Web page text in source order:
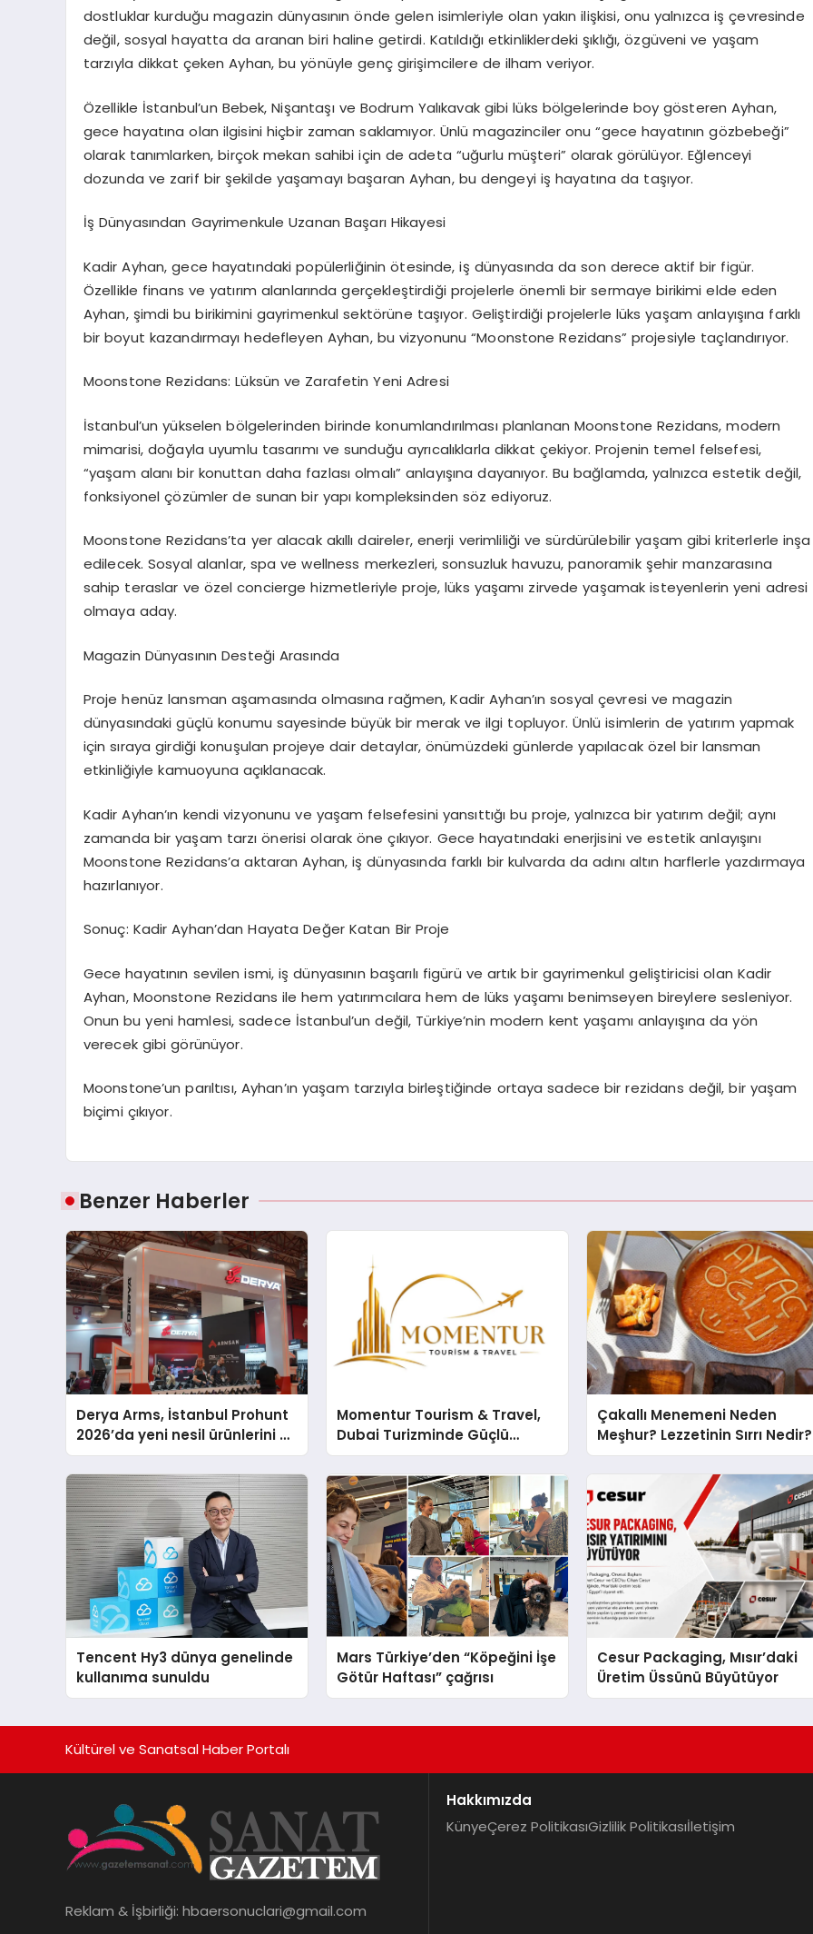
dostluklar kurduğu magazin dünyasının önde gelen isimleriyle olan yakın ilişkisi, onu yalnızca iş çevresinde
değil, sosyal hayatta da aranan biri haline getirdi. Katıldığı etkinliklerdeki şıklığı, özgüveni ve yaşam
tarzıyla dikkat çeken Ayhan, bu yönüyle genç girişimcilere de ilham veriyor.
Özellikle İstanbul’un Bebek, Nişantaşı ve Bodrum Yalıkavak gibi lüks bölgelerinde boy gösteren Ayhan,
gece hayatına olan ilgisini hiçbir zaman saklamıyor. Ünlü magazinciler onu “gece hayatının gözbebeği”
olarak tanımlarken, birçok mekan sahibi için de adeta “uğurlu müşteri” olarak görülüyor. Eğlenceyi
dozunda ve zarif bir şekilde yaşamayı başaran Ayhan, bu dengeyi iş hayatına da taşıyor.
İş Dünyasından Gayrimenkule Uzanan Başarı Hikayesi
Kadir Ayhan, gece hayatındaki popülerliğinin ötesinde, iş dünyasında da son derece aktif bir figür.
Özellikle finans ve yatırım alanlarında gerçekleştirdiği projelerle önemli bir sermaye birikimi elde eden
Ayhan, şimdi bu birikimini gayrimenkul sektörüne taşıyor. Geliştirdiği projelerle lüks yaşam anlayışına farklı
bir boyut kazandırmayı hedefleyen Ayhan, bu vizyonunu “Moonstone Rezidans” projesiyle taçlandırıyor.
Moonstone Rezidans: Lüksün ve Zarafetin Yeni Adresi
İstanbul’un yükselen bölgelerinden birinde konumlandırılması planlanan Moonstone Rezidans, modern
mimarisi, doğayla uyumlu tasarımı ve sunduğu ayrıcalıklarla dikkat çekiyor. Projenin temel felsefesi,
“yaşam alanı bir konuttan daha fazlası olmalı” anlayışına dayanıyor. Bu bağlamda, yalnızca estetik değil,
fonksiyonel çözümler de sunan bir yapı kompleksinden söz ediyoruz.
Moonstone Rezidans’ta yer alacak akıllı daireler, enerji verimliliği ve sürdürülebilir yaşam gibi kriterlerle inşa
edilecek. Sosyal alanlar, spa ve wellness merkezleri, sonsuzluk havuzu, panoramik şehir manzarasına
sahip teraslar ve özel concierge hizmetleriyle proje, lüks yaşamı zirvede yaşamak isteyenlerin yeni adresi
olmaya aday.
Magazin Dünyasının Desteği Arasında
Proje henüz lansman aşamasında olmasına rağmen, Kadir Ayhan’ın sosyal çevresi ve magazin
dünyasındaki güçlü konumu sayesinde büyük bir merak ve ilgi topluyor. Ünlü isimlerin de yatırım yapmak
için sıraya girdiği konuşulan projeye dair detaylar, önümüzdeki günlerde yapılacak özel bir lansman
etkinliğiyle kamuoyuna açıklanacak.
Kadir Ayhan’ın kendi vizyonunu ve yaşam felsefesini yansıttığı bu proje, yalnızca bir yatırım değil; aynı
zamanda bir yaşam tarzı önerisi olarak öne çıkıyor. Gece hayatındaki enerjisini ve estetik anlayışını
Moonstone Rezidans’a aktaran Ayhan, iş dünyasında farklı bir kulvarda da adını altın harflerle yazdırmaya
hazırlanıyor.
Sonuç: Kadir Ayhan’dan Hayata Değer Katan Bir Proje
Gece hayatının sevilen ismi, iş dünyasının başarılı figürü ve artık bir gayrimenkul geliştiricisi olan Kadir
Ayhan, Moonstone Rezidans ile hem yatırımcılara hem de lüks yaşamı benimseyen bireylere sesleniyor.
Onun bu yeni hamlesi, sadece İstanbul’un değil, Türkiye’nin modern kent yaşamı anlayışına da yön
verecek gibi görünüyor.
Moonstone’un parıltısı, Ayhan’ın yaşam tarzıyla birleştiğinde ortaya sadece bir rezidans değil, bir yaşam
biçimi çıkıyor.
Benzer Haberler
Derya Arms, İstanbul Prohunt
2026’da yeni nesil ürünlerini ve
global marka vizyonunu
sergiledi
Momentur Tourism & Travel,
Dubai Turizminde Güçlü
Operasyon Ağıyla Fark
Yaratıyor
Çakallı Menemeni Neden
Meşhur? Lezzetinin Sırrı Nedir?
Tencent Hy3 dünya genelinde
kullanıma sunuldu
Mars Türkiye’den “Köpeğini İşe
Götür Haftası” çağrısı
Cesur Packaging, Mısır’daki
Üretim Üssünü Büyütüyor
Kültürel ve Sanatsal Haber Portalı
Reklam & İşbirliği: hbaersonuclari@gmail.com
Hakkımızda
KünyeÇerez PolitikasıGizlilik Politikasıİletişim